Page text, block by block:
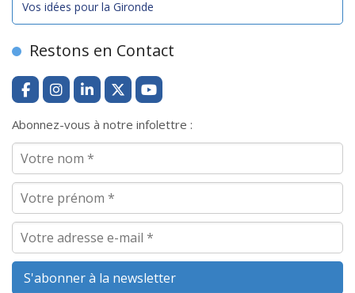
Vos idées pour la Gironde
Restons en Contact
Abonnez-vous à notre infolettre :